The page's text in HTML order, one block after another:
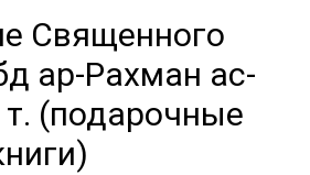
Священного
ар-Рахман ас-
(подарочные